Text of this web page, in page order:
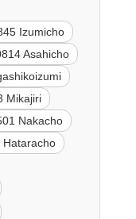
Izumicho
Asahicho
Mikajiri
Nakacho